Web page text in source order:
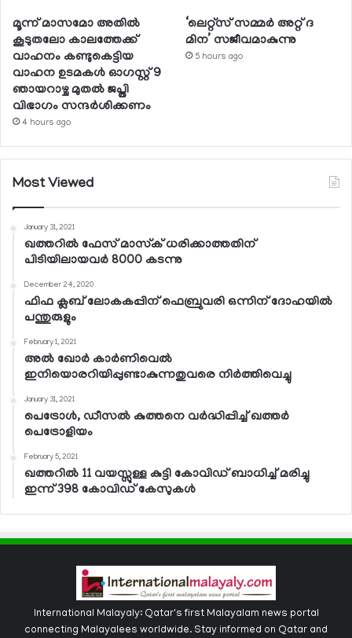
മൂന്ന് മാസമോ അതില്‍
കൂടുതലോ കാലത്തേക്ക്
വാഹനം കണ്ടുകെട്ടിയ
വാഹന ഉടമകള്‍ ഓഗസ്റ്റ് 9
ഞായറാഴ്ച മുതല്‍ ജപ്തി
വിഭാഗം സന്ദര്‍ശിക്കണം
4 hours ago
‘ലെറ്റ്‌സ് സമ്മര്‍ അറ്റ് ദ
മിന’ സജീവമാകുന്നു
5 hours ago
Most Viewed
January 31, 2021
ഖത്തറില്‍ ഫേസ് മാസ്‌ക് ധരിക്കാത്തതിന്
പിടിയിലായവര്‍ 8000 കടന്നു
December 24, 2020
ഫിഫ ക്ലബ് ലോകകപ്പിന് ഫെബ്രുവരി ഒന്നിന് ദോഹയില്‍
പന്തുരുളും
February 1, 2021
അല്‍ ഖോര്‍ കാര്‍ണിവെല്‍
ഇനിയൊരറിയിപ്പുണ്ടാകുന്നതുവരെ നിര്‍ത്തിവെച്ചു
January 31, 2021
പെട്രോള്‍, ഡീസല്‍ കുത്തനെ വര്‍ദ്ധിപ്പിച്ച് ഖത്തര്‍
പെട്രോളിയം
February 5, 2021
ഖത്തറില്‍ 11 വയസ്സുള്ള കുട്ടി കോവിഡ് ബാധിച്ച് മരിച്ചു
ഇന്ന് 398 കോവിഡ് കേസുകള്‍
International Malayaly: Qatar's first Malayalam news portal
connecting Malayalees worldwide. Stay informed on Qatar and